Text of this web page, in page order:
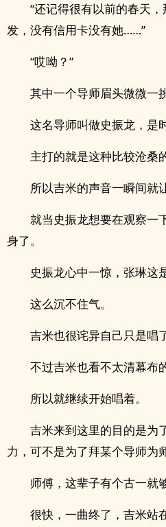
“还记得很有以前的春天
发，没有信用卡没有她……”
“哎呦？”
其中一个导师眉头微微一
这名导师叫做史振龙，是
主打的就是这种比较沧桑
所以吉米的声音一瞬间就
就当史振龙想要在观察一
身了。
史振龙心中一惊，张琳这
这么沉不住气。
吉米也很诧异自己只是唱
不过吉米也看不太清幕布
所以就继续开始唱着。
吉米来到这里的目的是为
力，可不是为了拜某个导师为师
师傅，这辈子有个古一就
很快，一曲终了，吉米站